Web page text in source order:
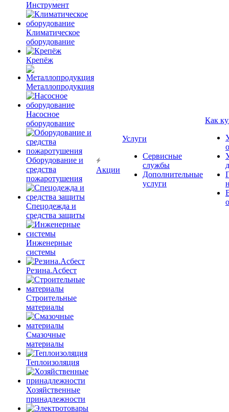
Инструмент
Климатическое
оборудование
Крепёж
Металлопродукция
Насосное
оборудование
Оборудование и
средства
пожаротушения
Спецодежда и
средства защиты
Инженерные
системы
Резина.Асбест
Строительные
материалы
Смазочные
материалы
Теплоизоляция
Хозяйственные
принадлежности
Акции
Услуги
Сервисные
службы
Дополнительные
услуги
Как